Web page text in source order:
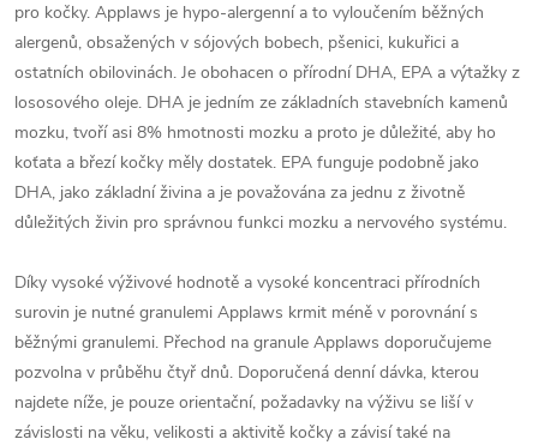
pro kočky. Applaws je hypo-alergenní a to vyloučením běžných
alergenů, obsažených v sójových bobech, pšenici, kukuřici a
ostatních obilovinách. Je obohacen o přírodní DHA, EPA a výtažky z
lososového oleje. DHA je jedním ze základních stavebních kamenů
mozku, tvoří asi 8% hmotnosti mozku a proto je důležité, aby ho
koťata a březí kočky měly dostatek. EPA funguje podobně jako
DHA, jako základní živina a je považována za jednu z životně
důležitých živin pro správnou funkci mozku a nervového systému.
Díky vysoké výživové hodnotě a vysoké koncentraci přírodních
surovin je nutné granulemi Applaws krmit méně v porovnání s
běžnými granulemi. Přechod na granule Applaws doporučujeme
pozvolna v průběhu čtyř dnů. Doporučená denní dávka, kterou
najdete níže, je pouze orientační, požadavky na výživu se liší v
závislosti na věku, velikosti a aktivitě kočky a závisí také na